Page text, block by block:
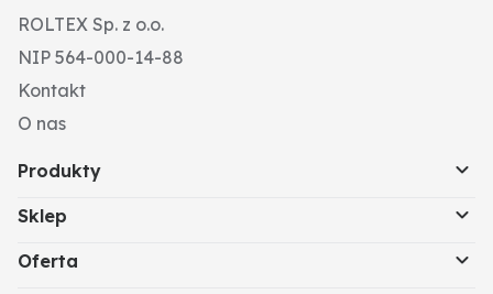
ROLTEX Sp. z o.o.
NIP 564-000-14-88
Kontakt
O nas
Produkty
Sklep
Oferta